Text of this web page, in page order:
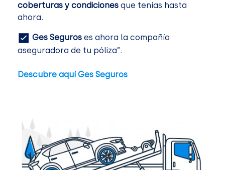
coberturas y condiciones que tenías hasta
ahora.
Ges Seguros es ahora la compañía
aseguradora de tu póliza”.
Descubre aquí Ges Seguros